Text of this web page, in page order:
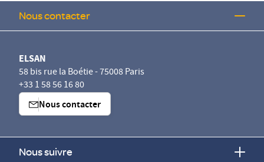
Nous contacter
ELSAN
58 bis rue la Boétie - 75008 Paris
+33 1 58 56 16 80
Nous contacter
Nous suivre